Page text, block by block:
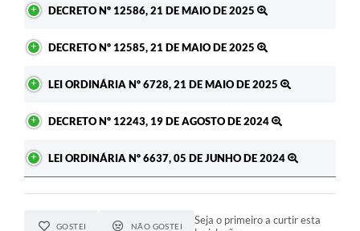
Serviços Online
Telefones Úteis
A Prefeitura
DECRETO Nº 12586, 21 DE MAIO DE 2025
DECRETO Nº 12585, 21 DE MAIO DE 2025
LEI ORDINÁRIA Nº 6728, 21 DE MAIO DE 2025
DECRETO Nº 12243, 19 DE AGOSTO DE 2024
LEI ORDINÁRIA Nº 6637, 05 DE JUNHO DE 2024
GOSTEI NÃO GOSTEI
Seja o primeiro a curtir esta